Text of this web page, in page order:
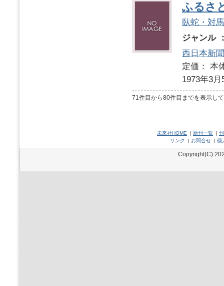
ふるさ
臥蛇・対
ジャンル
西日本新
定価：
1973年3月
71件目から80件目までを表示し
未來社HOME | 新刊一覧 |
リンク
| お問合せ | 個
Copyright(C)